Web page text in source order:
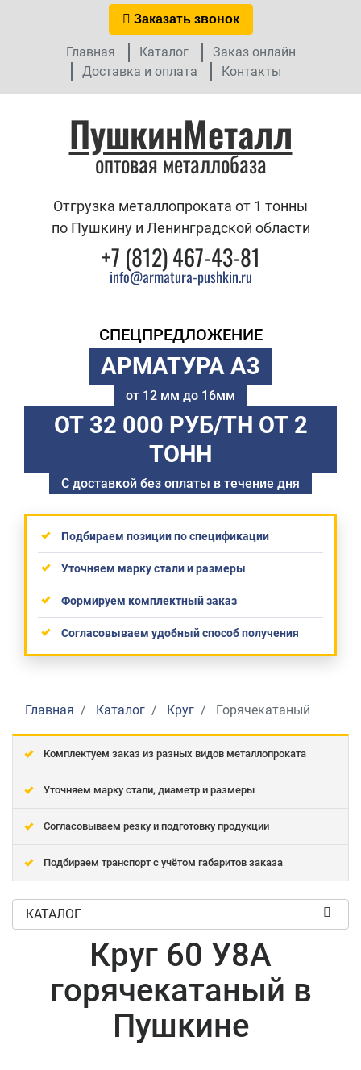
Заказать звонок
Главная Каталог
Заказ онлайн
Доставка и оплата
Контакты
ПушкинМеталл
оптовая металлобаза
Отгрузка металлопроката от 1 тонны
по Пушкину и Ленинградской области
+7 (812) 467-43-81
info@armatura-pushkin.ru
СПЕЦПРЕДЛОЖЕНИЕ
АРМАТУРА А3
от 12 мм до 16мм
ОТ 32 000 РУБ/ТН ОТ 2
ТОНН
С доставкой без оплаты в течение дня
Подбираем позиции по спецификации
Уточняем марку стали и размеры
Формируем комплектный заказ
Согласовываем удобный способ получения
Главная Каталог Круг Горячекатаный
Комплектуем заказ из разных видов металлопроката
Уточняем марку стали, диаметр и размеры
Согласовываем резку и подготовку продукции
Подбираем транспорт с учётом габаритов заказа
КАТАЛОГ
Круг 60 У8А
горячекатаный в
Пушкине